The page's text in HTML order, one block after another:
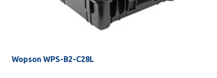
Wopson WPS-B2-C28L